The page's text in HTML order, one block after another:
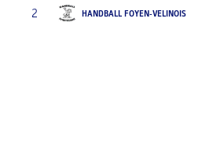
2 HANDBALL FOYEN-VELINOIS